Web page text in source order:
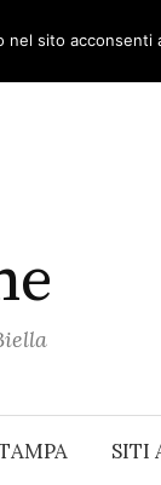
SITI
nel sito acconsenti